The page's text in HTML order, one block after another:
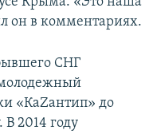
он в комментариях.
СНГ
«КаZантип» до
В 2014 году